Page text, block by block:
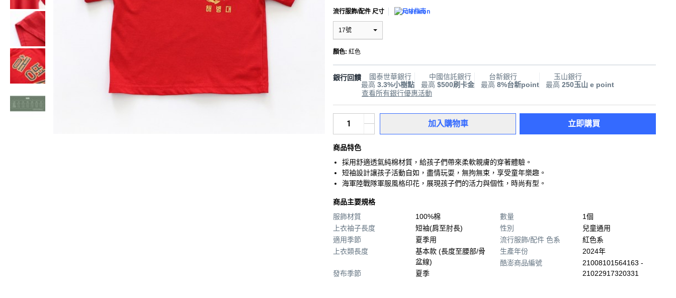
流行服飾/配件 尺寸 尺寸指南
17號
顏色: 紅色
銀行回饋
國泰世華銀行
最高 3.3%小樹點
中國信託銀行
最高 $500刷卡金
台新銀行
最高 8%台新point
玉山銀行
最高 250玉山 e point
查看所有銀行優惠活動
加入購物車 立即購買
商品特色
採用舒適透氣純棉材質，給孩子們帶來柔軟親膚的穿著體驗。
短袖設計讓孩子活動自如，盡情玩耍，無拘無束，享受童年樂趣。
海軍陸戰隊軍服風格印花，展現孩子們的活力與個性，時尚有型。
商品主要規格
服飾材質
100%棉
上衣袖子長度
短袖(肩至肘長)
適用季節
夏季用
上衣類長度
基本款 (長度至腰部/骨
盆線)
發布季節
夏季
數量
1個
性別
兒童通用
流行服飾/配件 色系
紅色系
生產年份
2024年
酷澎商品編號
21008101564163 -
21022917320331